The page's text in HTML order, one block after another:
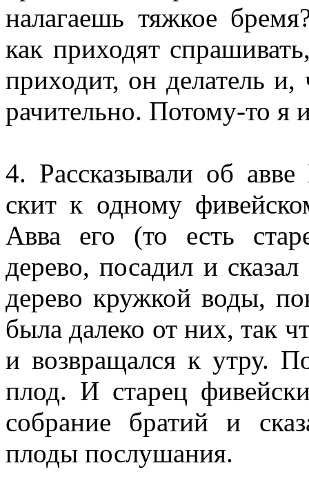
налагаешь тяжкое
как приходят
приходит, он делатель
рачительно. Потому-то я
4. Рассказывали об
скит к одному
Авва его (то есть
дерево, посадил и
дерево кружкой воды,
была далеко от них, так
и возвращался к утру.
плод. И старец
собрание братий и
плоды послушания.